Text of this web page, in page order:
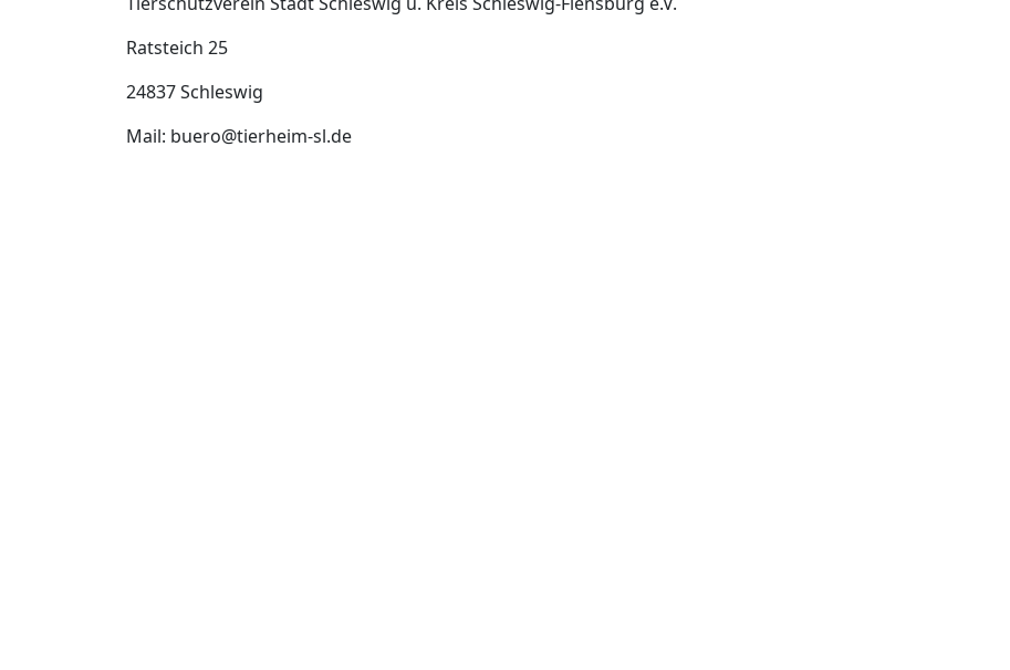
Ratsteich 25
24837 Schleswig
Mail: buero@tierheim-sl.de